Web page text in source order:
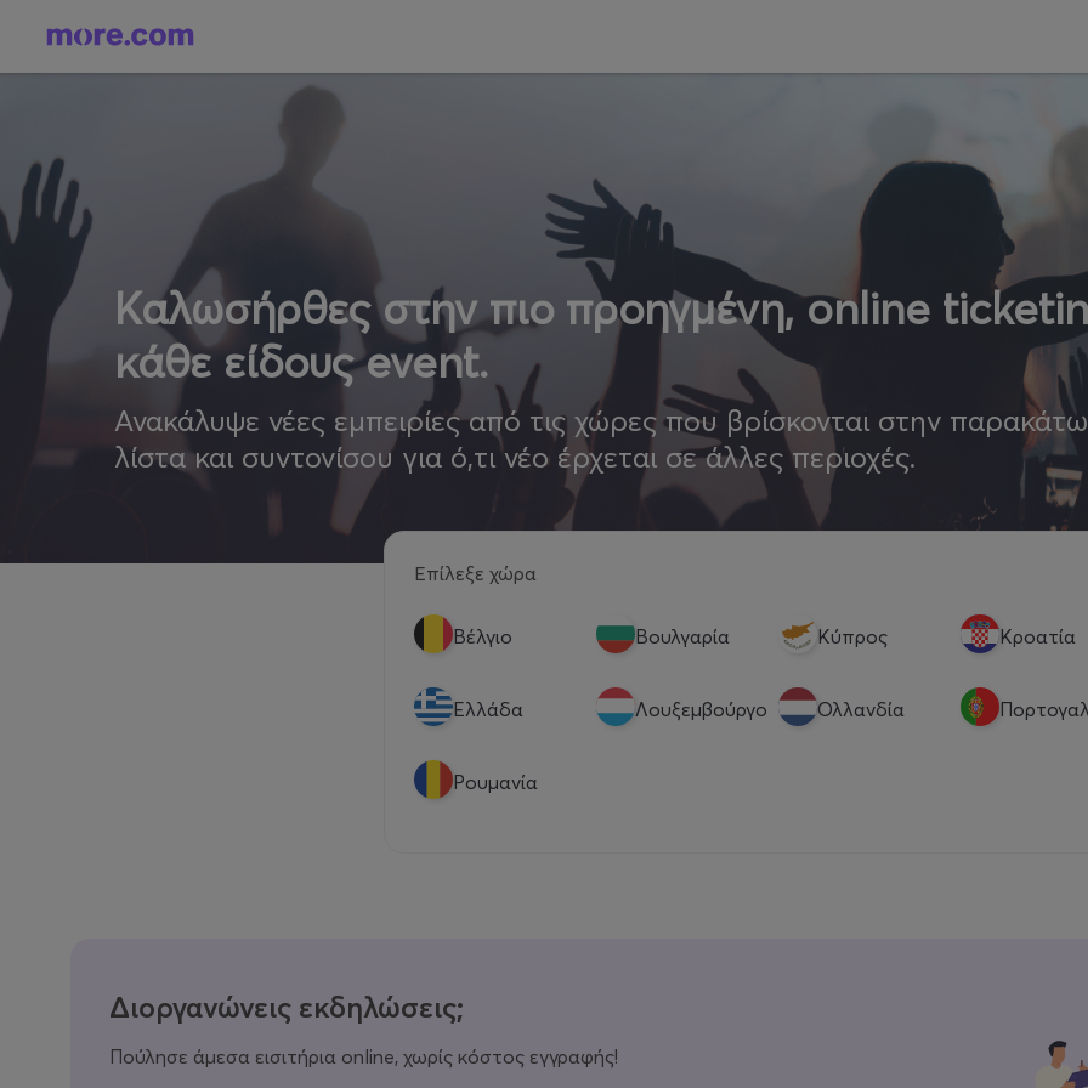
Καλωσήρθες στην πιο προηγμένη, online
κάθε είδους event.
Ανακάλυψε νέες εμπειρίες από τις χώρες που βρίσκονται στην παρακάτω
λίστα και συντονίσου για ό,τι νέο έρχεται σε άλλες περιοχές.
Επίλεξε χώρα
Βέλγιο Βουλγαρία Κύπρος Κροατία
Eλλάδα Λουξεμβούργο Ολλανδία
Ρουμανία
Διοργανώνεις εκδηλώσεις;
Πούλησε άμεσα εισιτήρια online, χωρίς κόστος εγγραφής!